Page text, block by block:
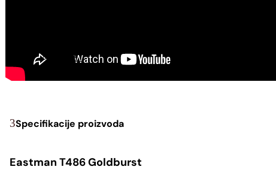
OUTLET
Specifikacije proizvoda
Eastman T486 Goldburst